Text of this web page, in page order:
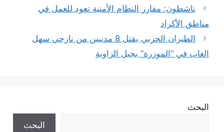
ناشطون: مفارز النظام الأمنية تعود للعمل في
مناطق الأكراد
الطيران الحربي يقتل 8 مدنيين من نازحي سهل
الغاب في “الموزرة” بجبل الزاوية
البحث
البحث